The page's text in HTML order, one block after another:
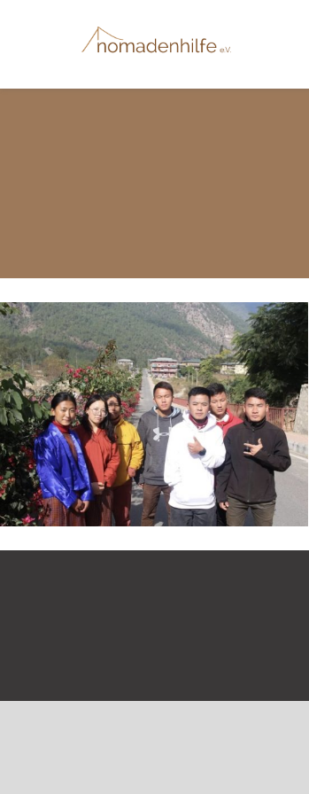
IT-Kurs für 75 Schüler*innen
im ländlichen Bhutan
Projekte in Bhutan Uncategorized